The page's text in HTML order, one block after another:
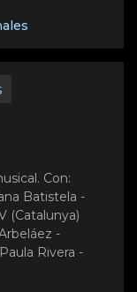
Con:
Batistela -
(Catalunya)
-
Rivera -